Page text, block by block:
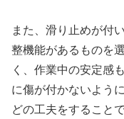
また、滑り止めが付
整機能があるものを
く、作業中の安定感
に傷が付かないよう
どの工夫をすること